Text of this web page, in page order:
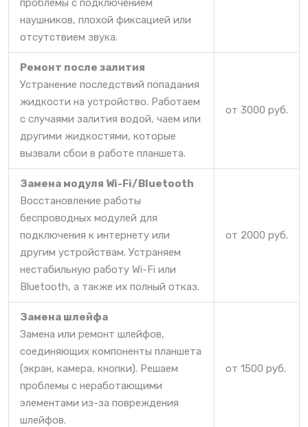
наушников, плохой фиксацией или
отсутствием звука.
Ремонт после залития
Устранение последствий попадания
жидкости на устройство. Работаем
с случаями залития водой, чаем или
другими жидкостями, которые
вызвали сбои в работе планшета.
от 3000 руб.
Замена модуля Wi-Fi/Bluetooth
Восстановление работы
беспроводных модулей для
подключения к интернету или
другим устройствам. Устраняем
нестабильную работу Wi-Fi или
Bluetooth, а также их полный отказ.
от 2000 руб.
Замена шлейфа
Замена или ремонт шлейфов,
соединяющих компоненты планшета
(экран, камера, кнопки). Решаем
проблемы с неработающими
элементами из-за повреждения
шлейфов.
от 1500 руб.